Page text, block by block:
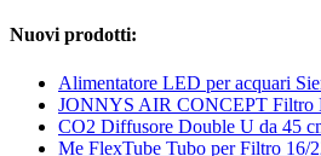
Nuovi prodotti:
Alimentatore LED per acquari
JONNYS AIR CONCEPT Filtro
CO2 Diffusore Double U da 45
Me FlexTube Tubo per Filtro 16/